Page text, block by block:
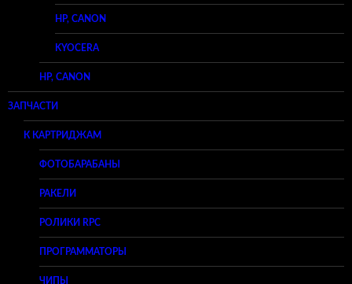
HP, CANON
KYOCERA
HP, CANON
ЗАПЧАСТИ
К КАРТРИДЖАМ
ФОТОБАРАБАНЫ
РАКЕЛИ
РОЛИКИ RPC
ПРОГРАММАТОРЫ
ЧИПЫ